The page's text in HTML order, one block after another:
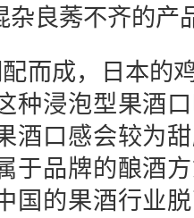
杂良莠不齐的产
而成，日本的
种浸泡型果酒
酒口感会较为
于品牌的酿酒
国的果酒行业